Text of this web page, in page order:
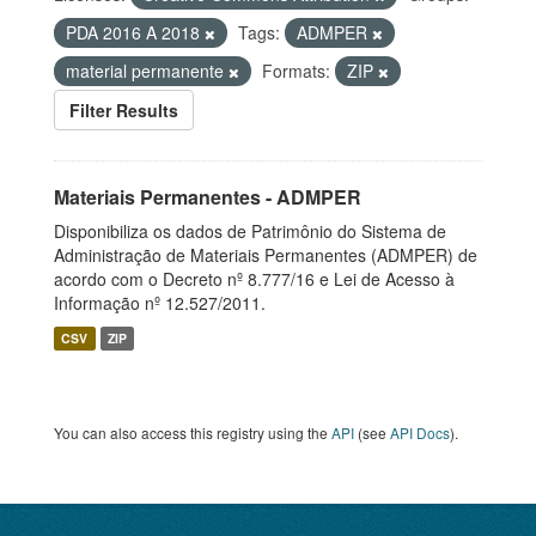
PDA 2016 A 2018
Tags:
ADMPER
material permanente
Formats:
ZIP
Filter Results
Materiais Permanentes - ADMPER
Disponibiliza os dados de Patrimônio do Sistema de
Administração de Materiais Permanentes (ADMPER) de
acordo com o Decreto nº 8.777/16 e Lei de Acesso à
Informação nº 12.527/2011.
CSV ZIP
You can also access this registry using the API (see API Docs).